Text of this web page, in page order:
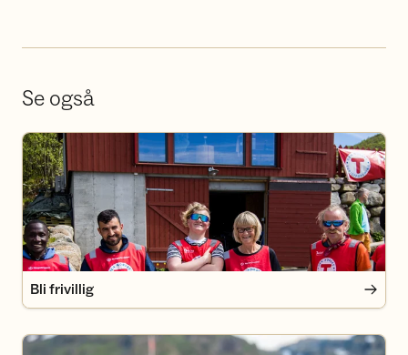
Se også
Bli frivillig
Bli frivillig
Bli medlem